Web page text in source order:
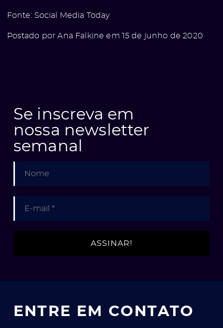
Fonte: Social Media Today
Postado por Ana Falkine em 15 de junho de 2020
Se inscreva em
nossa newsletter
semanal
ENTRE EM CONTATO